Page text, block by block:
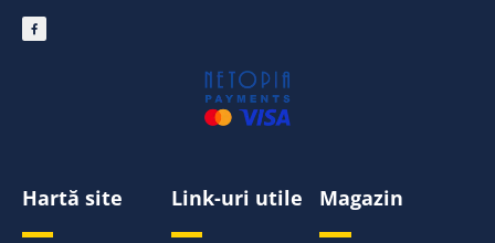
Hartă site Link-uri utile Magazin